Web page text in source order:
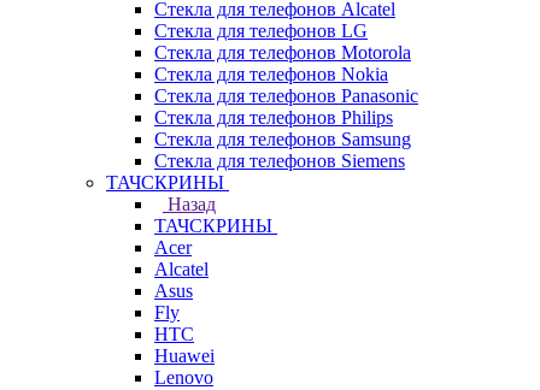
Стекла для телефонов Alcatel
Стекла для телефонов LG
Стекла для телефонов Motorola
Стекла для телефонов Nokia
Стекла для телефонов Panasonic
Стекла для телефонов Philips
Стекла для телефонов Samsung
Стекла для телефонов Siemens
ТАЧСКРИНЫ
Назад
ТАЧСКРИНЫ
Acer
Alcatel
Asus
Fly
HTC
Huawei
Lenovo